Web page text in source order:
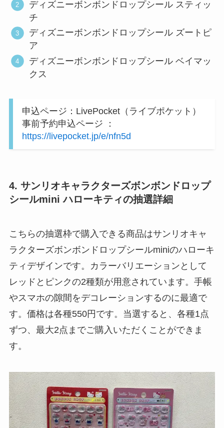
ディズニーボンボンドロップシール スティッ
チ
ディズニーボンボンドロップシール ズートピ
ア
ディズニーボンボンドロップシール ベイマッ
クス
申込ページ：LivePocket（ライブポケット）
事前予約申込ページ ：
https://livepocket.jp/e/nfn5d
4. サンリオキャラクターズボンボンドロップ
シールmini ハローキティの抽選詳細
こちらの抽選枠で購入できる商品はサンリオキャ
ラクターズボンボンドロップシールminiのハローキ
ティデザインです。カラーバリエーションとして
レッドとピンクの2種類が用意されています。手帳
やスマホの隙間をデコレーションするのに最適で
す。価格は各種550円です。当選すると、各種1点
ずつ、最大2点までご購入いただくことができま
す。